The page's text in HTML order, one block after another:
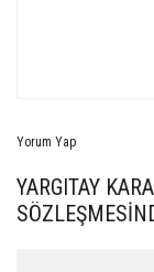
Yorum Yap
YARGITAY